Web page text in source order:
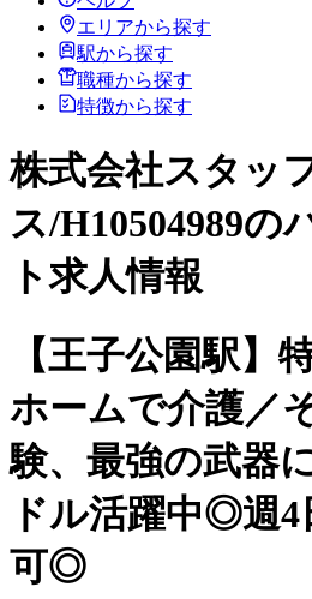
エリアから探す
駅から探す
職種から探す
特徴から探す
株式会社スタッ
ス/H10504989の
ト求人情報
【王子公園駅】
ホームで介護／
験、最強の武器
ドル活躍中◎週4
可◎